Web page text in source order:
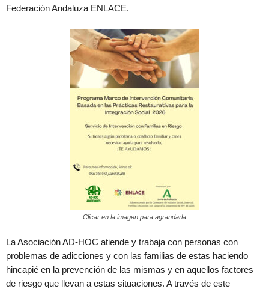
Federación Andaluza ENLACE.
Clicar en la imagen para agrandarla
La Asociación AD-HOC atiende y trabaja con personas con
problemas de adicciones y con las familias de estas haciendo
hincapié en la prevención de las mismas y en aquellos factores
de riesgo que llevan a estas situaciones. A través de este